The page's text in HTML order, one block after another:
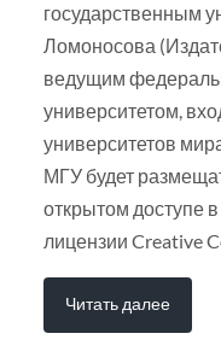
государственным
Ломоносова
ведущим
университетом,
университетов
МГУ будет
открытом доступе
лицензии Creative
Читать далее